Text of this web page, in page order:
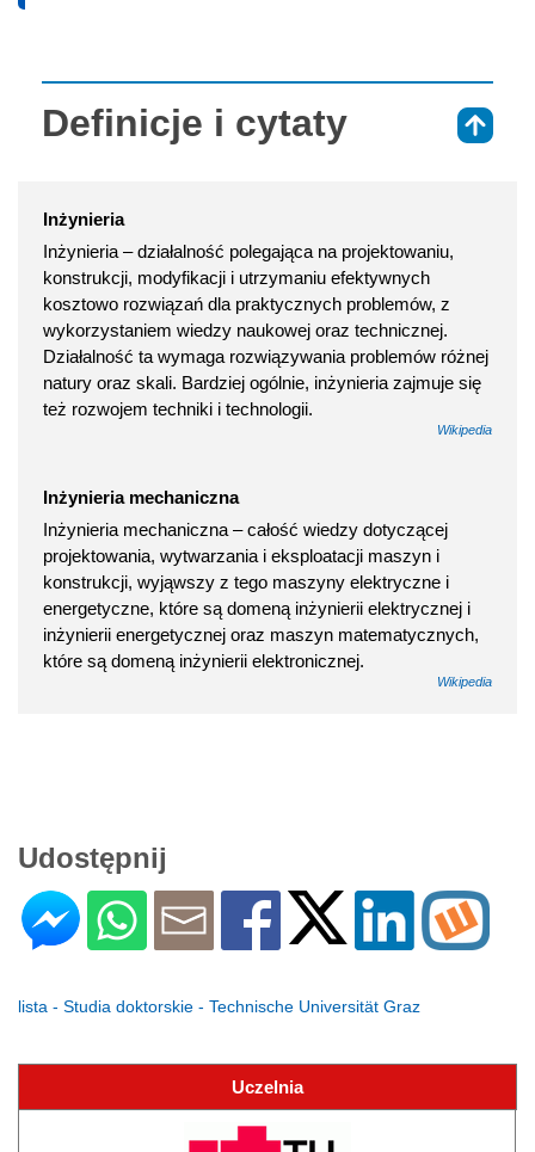
Definicje i cytaty
Inżynieria
Inżynieria – działalność polegająca na projektowaniu,
konstrukcji, modyfikacji i utrzymaniu efektywnych
kosztowo rozwiązań dla praktycznych problemów, z
wykorzystaniem wiedzy naukowej oraz technicznej.
Działalność ta wymaga rozwiązywania problemów różnej
natury oraz skali. Bardziej ogólnie, inżynieria zajmuje się
też rozwojem techniki i technologii.
Wikipedia
Inżynieria mechaniczna
Inżynieria mechaniczna – całość wiedzy dotyczącej
projektowania, wytwarzania i eksploatacji maszyn i
konstrukcji, wyjąwszy z tego maszyny elektryczne i
energetyczne, które są domeną inżynierii elektrycznej i
inżynierii energetycznej oraz maszyn matematycznych,
które są domeną inżynierii elektronicznej.
Wikipedia
Udostępnij
lista - Studia doktorskie - Technische Universität Graz
Uczelnia